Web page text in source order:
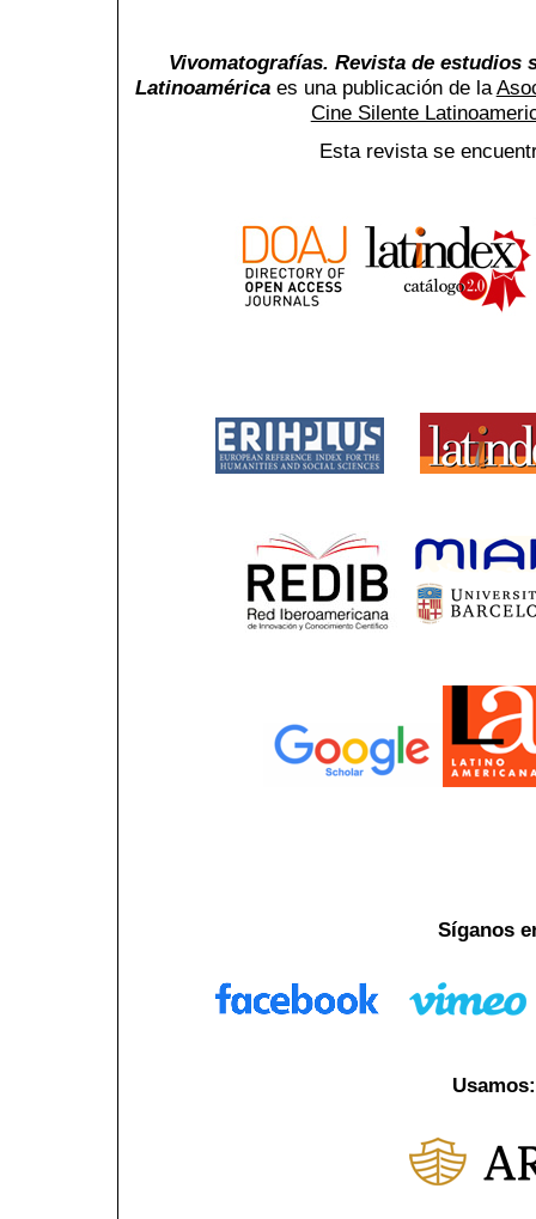
Vivomatografías. Revista de estudios
Latinoaméricaes una publicación de la
Cine Silente
Esta revista se
Síganos
Usamos: